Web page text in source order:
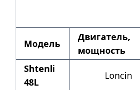
Модель
Двигатель,
мощность
Shtenli
48L
Loncin